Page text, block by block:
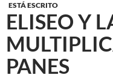
ESTÁ ESCRITO
ELISEO Y
PANES